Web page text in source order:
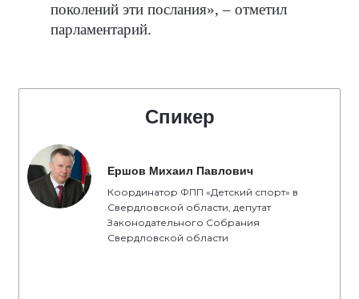
поколений эти послания», – отметил
парламентарий.
Спикер
Ершов Михаил Павлович
Координатор ФПП «Детский спорт» в
Свердловской области, депутат
Законодательного Собрания
Свердловской области